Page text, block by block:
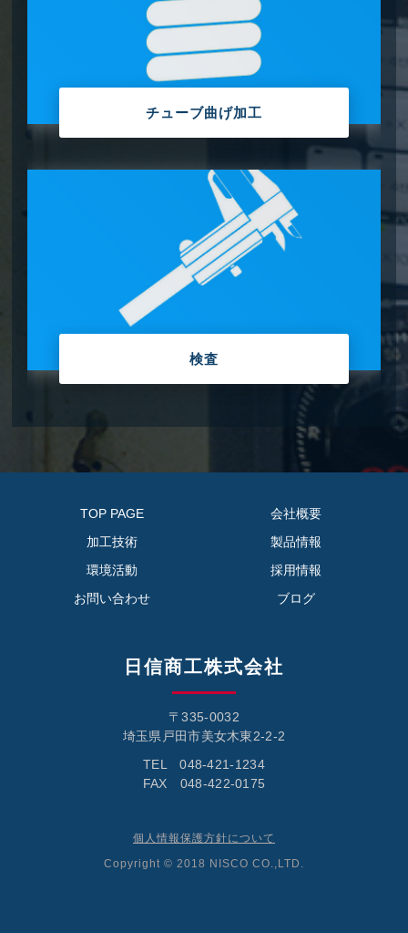
チューブ曲げ加工
検査
TOP PAGE
会社概要
加工技術
製品情報
環境活動
採用情報
お問い合わせ
ブログ
日信商工株式会社
〒335-0032
埼玉県戸田市美女木東2-2-2
TEL 048-421-1234
FAX 048-422-0175
個人情報保護方針について
Copyright © 2018 NISCO CO.,LTD.